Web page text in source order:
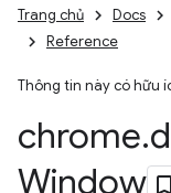
Trang chủ Docs
Reference
Thông tin này có hữu
chrome.
Window